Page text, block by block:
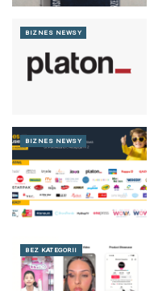
BIZNES NEWSY
BIZNES NEWSY
BEZ KATEGORII